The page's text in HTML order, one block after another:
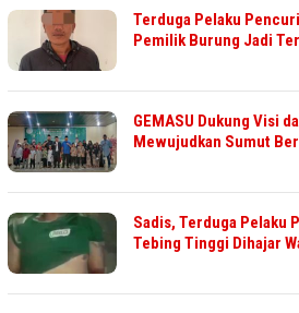
Terduga Pelaku
Pemilik Burung Jadi
GEMASU Dukung Visi
Mewujudkan Sumut
Sadis, Terduga Pelaku
Tebing Tinggi Dihajar